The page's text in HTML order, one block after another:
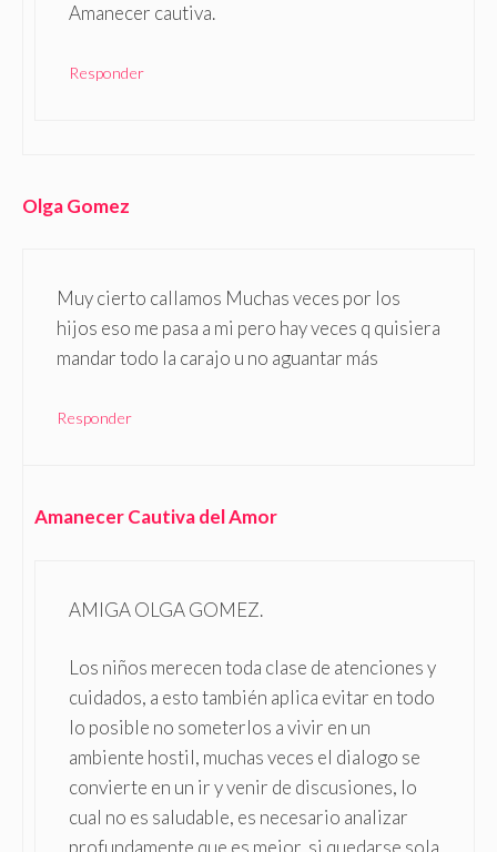
Amanecer cautiva.
Responder
Olga Gomez
Muy cierto callamos Muchas veces por los
hijos eso me pasa a mi pero hay veces q quisiera
mandar todo la carajo u no aguantar más
Responder
Amanecer Cautiva del Amor
AMIGA OLGA GOMEZ.
Los niños merecen toda clase de atenciones y
cuidados, a esto también aplica evitar en todo
lo posible no someterlos a vivir en un
ambiente hostil, muchas veces el dialogo se
convierte en un ir y venir de discusiones, lo
cual no es saludable, es necesario analizar
profundamente que es mejor, si quedarse sola